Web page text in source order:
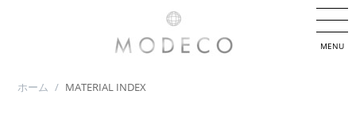
ホーム / MATERIAL INDEX
MENU